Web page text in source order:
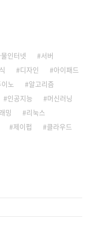
인터넷
서버
디자인
아이패드
노
알고리즘
인공지능
머신러닝
밍
리눅스
제이펍 클라우드